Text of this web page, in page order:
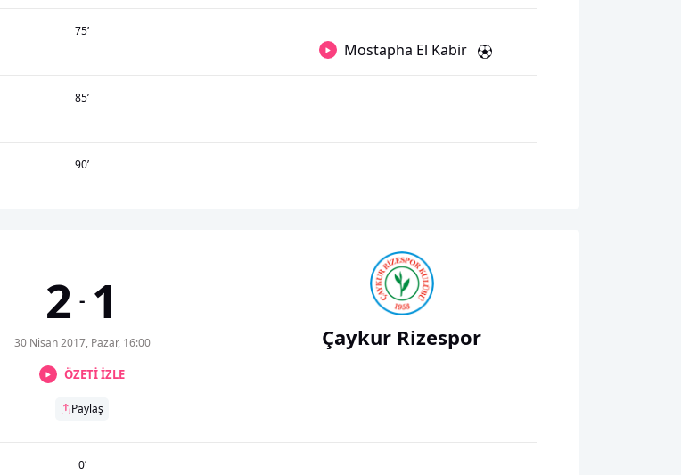
75’
Mostapha El Kabir
85’
90’
2 - 1
30 Nisan 2017, Pazar, 16:00
ÖZETİ İZLE
Paylaş
Çaykur Rizespor
0’